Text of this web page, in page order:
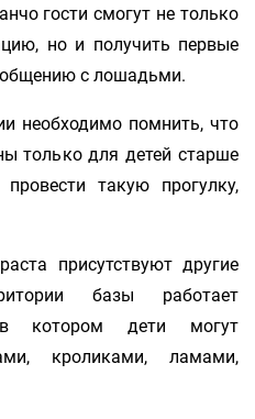
гости смогут не только
но и получить первые
с лошадьми.
необходимо помнить, что
только для детей старше
такую прогулку,
присутствуют другие
базы работает
котором дети могут
кроликами, ламами,